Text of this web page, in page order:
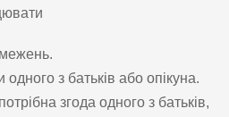
одного з батьків або опікуна.
згода одного з батьків,